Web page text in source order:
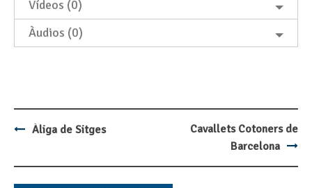
Vídeos (0)
Àudios (0)
navigation
Àliga de Sitges
Cavallets Cotoners de
Barcelona